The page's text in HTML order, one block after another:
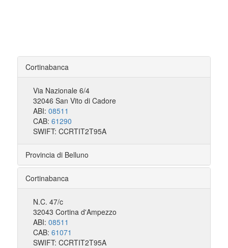
Cortinabanca
Via Nazionale 6/4
32046 San Vito di Cadore
ABI: 08511
CAB: 61290
SWIFT: CCRTIT2T95A
Provincia di Belluno
Cortinabanca
N.C. 47/c
32043 Cortina d'Ampezzo
ABI: 08511
CAB: 61071
SWIFT: CCRTIT2T95A